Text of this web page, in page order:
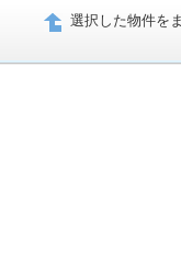
選択した物件を